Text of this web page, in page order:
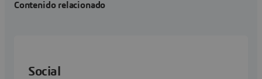
Contenido relacionado
Social